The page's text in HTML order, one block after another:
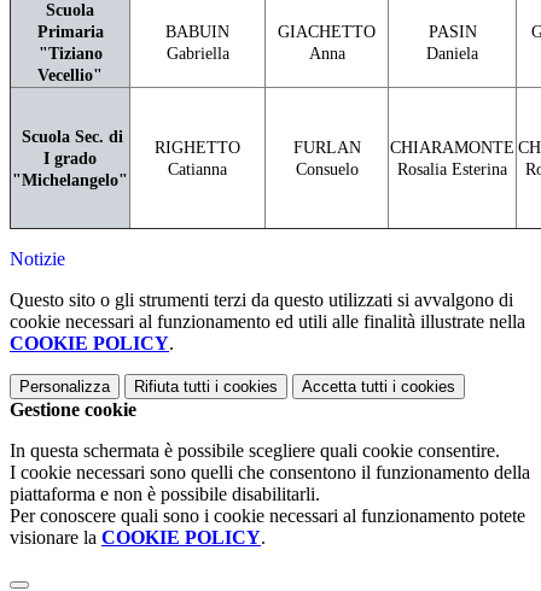
Scuola
Primaria
"Tiziano
Vecellio"
BABUIN
Gabriella
GIACHETTO
Anna
PASIN
Daniela
Scuola Sec. di
I grado
"Michelangelo"
RIGHETTO
Catianna
FURLAN
Consuelo
CHIARAMONTE
Rosalia Esterina
Notizie
Questo sito o gli strumenti terzi da questo utilizzati si avvalgono di
cookie necessari al funzionamento ed utili alle finalità illustrate nella
COOKIE POLICY.
Personalizza Rifiuta tutti i cookies Accetta tutti i cookies
Gestione cookie
In questa schermata è possibile scegliere quali cookie consentire.
I cookie necessari sono quelli che consentono il funzionamento della
piattaforma e non è possibile disabilitarli.
Per conoscere quali sono i cookie necessari al funzionamento potete
visionare la COOKIE POLICY.